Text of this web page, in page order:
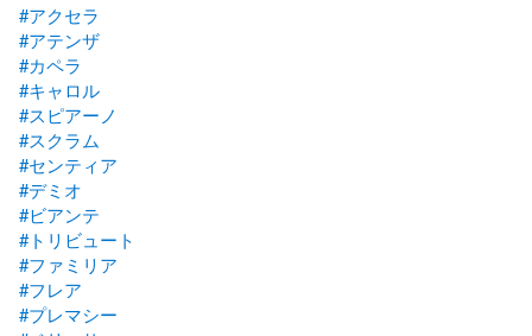
#アクセラ
#アテンザ
#カペラ
#キャロル
#スピアーノ
#スクラム
#センティア
#デミオ
#ビアンテ
#トリビュート
#ファミリア
#フレア
#プレマシー